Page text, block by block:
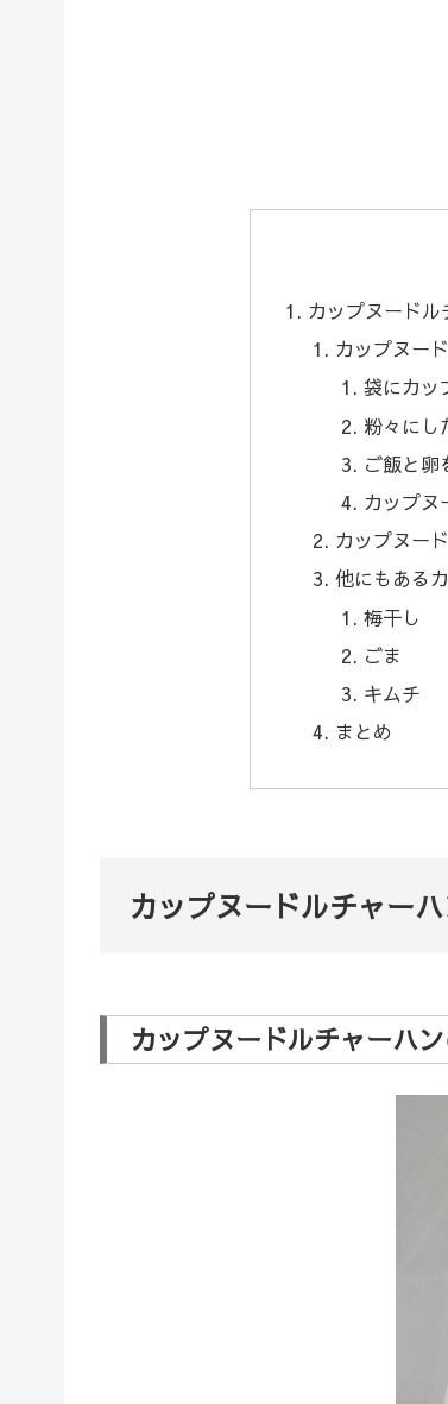
カップヌード
カップヌー
袋にカッ
粉々にし
ご飯と卵
カップヌ
カップヌー
他にもある
梅干し
ごま
キムチ
まとめ
カップヌードルチャー
カップヌードルチャーハ